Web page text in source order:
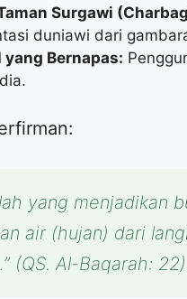
Surgawi
duniawi dari
yang Bernapas:
yang menjadikan
air (hujan) dari
(QS. Al-Baqarah: